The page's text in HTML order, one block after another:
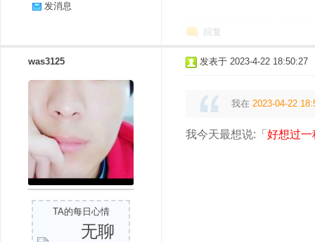
发消息
回复
was3125
TA的每日心情
无聊
发表于 2023-4-22 18:50:27
我在 2023-04-22
我今天最想说:「 好想过一